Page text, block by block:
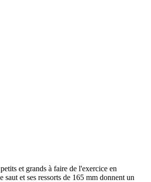
et grands à faire de l'exercice en
saut et ses ressorts de 165 mm donnent un